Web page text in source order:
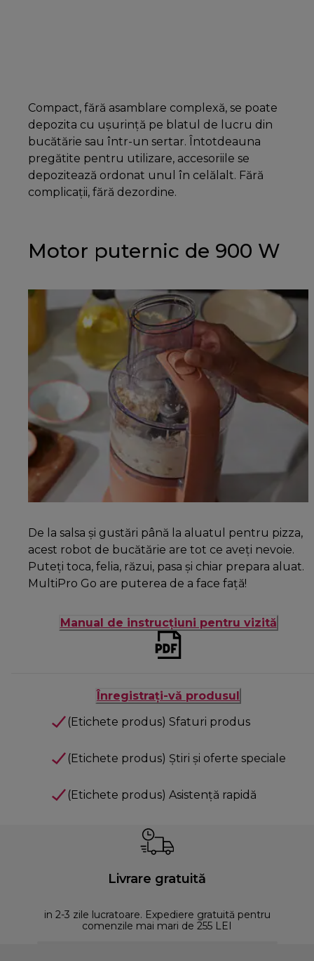
Compact, fără asamblare complexă, se poate
depozita cu ușurință pe blatul de lucru din
bucătărie sau într-un sertar. Întotdeauna
pregătite pentru utilizare, accesoriile se
depozitează ordonat unul în celălalt. Fără
complicații, fără dezordine.
Motor puternic de 900 W
De la salsa și gustări până la aluatul pentru pizza,
acest robot de bucătărie are tot ce aveți nevoie.
Puteți toca, felia, răzui, pasa și chiar prepara aluat.
MultiPro Go are puterea de a face față!
Manual de instrucțiuni pentru vizită
Înregistrați-vă produsul
(Etichete produs) Sfaturi produs
(Etichete produs) Știri și oferte speciale
(Etichete produs) Asistență rapidă
Livrare gratuită
in 2-3 zile lucratoare. Expediere gratuită pentru
comenzile mai mari de 255 LEI